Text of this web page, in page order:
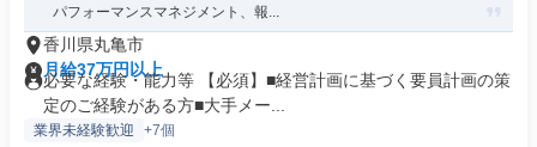
パフォーマンスマネジメント、報...
香川県丸亀市
月給37万円以上
必要な経験・能力等 【必須】■経営計画に基づく要員計画の策
定のご経験がある方■大手メー...
業界未経験歓迎 +7個